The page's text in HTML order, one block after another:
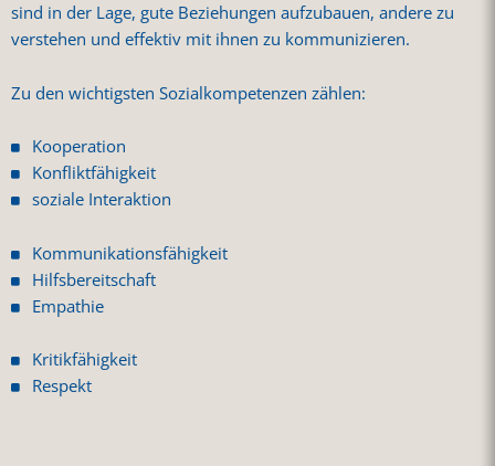
sind in der Lage, gute Beziehungen aufzubauen, andere zu
verstehen und effektiv mit ihnen zu kommunizieren.
Zu den wichtigsten Sozialkompetenzen zählen:
Kooperation
Konfliktfähigkeit
soziale Interaktion
Kommunikationsfähigkeit
Hilfsbereitschaft
Empathie
Kritikfähigkeit
Respekt